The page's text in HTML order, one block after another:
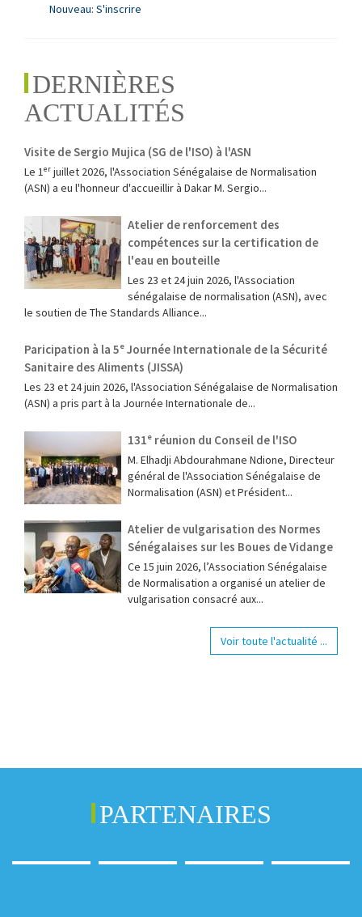
Nouveau: S'inscrire
DERNIÈRES
ACTUALITÉS
Visite de Sergio Mujica (SG de l'ISO) à l'ASN
Le 1ᵉʳ juillet 2026, l'Association Sénégalaise de Normalisation
(ASN) a eu l'honneur d'accueillir à Dakar M. Sergio...
Atelier de renforcement des
compétences sur la certification de
l'eau en bouteille
Les 23 et 24 juin 2026, l'Association
sénégalaise de normalisation (ASN), avec
le soutien de The Standards Alliance...
Paricipation à la 5ᵉ Journée Internationale de la Sécurité
Sanitaire des Aliments (JISSA)
‎Les 23 et 24 juin 2026, l'Association Sénégalaise de Normalisation
(ASN) a pris part à la Journée Internationale de...
131ᵉ réunion du Conseil de l'ISO
M. Elhadji Abdourahmane Ndione, Directeur
général de l'Association Sénégalaise de
Normalisation (ASN) et Président...
Atelier de vulgarisation des Normes
Sénégalaises sur les Boues de Vidange
Ce 15 juin 2026, l’Association Sénégalaise
de Normalisation a organisé un atelier de
vulgarisation consacré aux...
Voir toute l'actualité ...
PARTENAIRES